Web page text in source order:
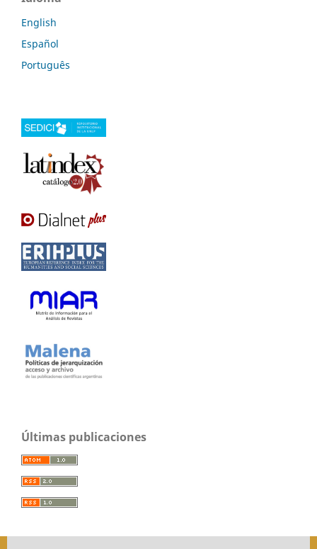
English
Español
Português
Últimas publicaciones